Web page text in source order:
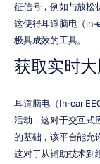
征信号，例如与放松
这使得耳道脑电（in-
极具成效的工具。
获取实时
耳道脑电（In-ear
活动，这对于交互式
的基础，该平台能允
这对于从辅助技术到